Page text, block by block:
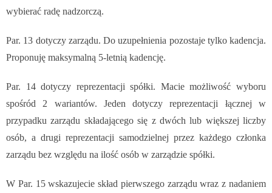
wybierać radę nadzorczą.
Par. 13 dotyczy zarządu. Do uzupełnienia pozostaje tylko kadencja.
Proponuję maksymalną 5-letnią kadencję.
Par. 14 dotyczy reprezentacji spółki. Macie możliwość wyboru
spośród 2 wariantów. Jeden dotyczy reprezentacji łącznej w
przypadku zarządu składającego się z dwóch lub większej liczby
osób, a drugi reprezentacji samodzielnej przez każdego członka
zarządu bez względu na ilość osób w zarządzie spółki.
W Par. 15 wskazujecie skład pierwszego zarządu wraz z nadaniem